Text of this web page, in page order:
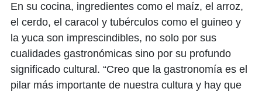
En su cocina, ingredientes como el maíz, el arroz,
el cerdo, el caracol y tubérculos como el guineo y
la yuca son imprescindibles, no solo por sus
cualidades gastronómicas sino por su profundo
significado cultural. “Creo que la gastronomía es el
pilar más importante de nuestra cultura y hay que